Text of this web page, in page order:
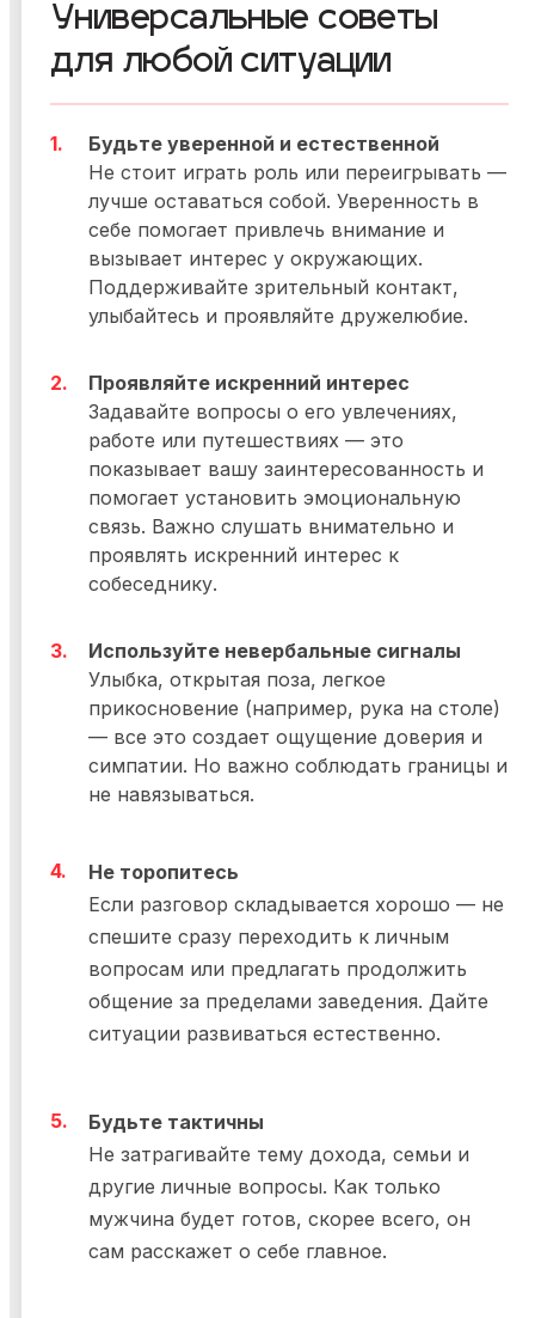
Универсальные советы
для любой ситуации
Будьте уверенной и естественной
Не стоит играть роль или переигрывать —
лучше оставаться собой. Уверенность в
себе помогает привлечь внимание и
вызывает интерес у окружающих.
Поддерживайте зрительный контакт,
улыбайтесь и проявляйте дружелюбие.
Проявляйте искренний интерес
Задавайте вопросы о его увлечениях,
работе или путешествиях — это
показывает вашу заинтересованность и
помогает установить эмоциональную
связь. Важно слушать внимательно и
проявлять искренний интерес к
собеседнику.
Используйте невербальные сигналы
Улыбка, открытая поза, легкое
прикосновение (например, рука на столе)
— все это создает ощущение доверия и
симпатии. Но важно соблюдать границы и
не навязываться.
Не торопитесь
Если разговор складывается хорошо — не
спешите сразу переходить к личным
вопросам или предлагать продолжить
общение за пределами заведения. Дайте
ситуации развиваться естественно.
Будьте тактичны
Не затрагивайте тему дохода, семьи и
другие личные вопросы. Как только
мужчина будет готов, скорее всего, он
сам расскажет о себе главное.